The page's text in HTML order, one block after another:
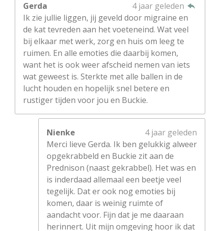
Gerda
4 jaar geleden
Ik zie jullie liggen, jij geveld door migraine en
de kat tevreden aan het voeteneind. Wat veel
bij elkaar met werk, zorg en huis om leeg te
ruimen. En alle emoties die daarbij komen,
want het is ook weer afscheid nemen van iets
wat geweest is. Sterkte met alle ballen in de
lucht houden en hopelijk snel betere en
rustiger tijden voor jou en Buckie.
Nienke
4 jaar geleden
Merci lieve Gerda. Ik ben gelukkig alweer
opgekrabbeld en Buckie zit aan de
Prednison (naast gekrabbel). Het was en
is inderdaad allemaal een beetje veel
tegelijk. Dat er ook nog emoties bij
komen, daar is weinig ruimte of
aandacht voor. Fijn dat je me daaraan
herinnert. Uit mijn omgeving hoor ik dat